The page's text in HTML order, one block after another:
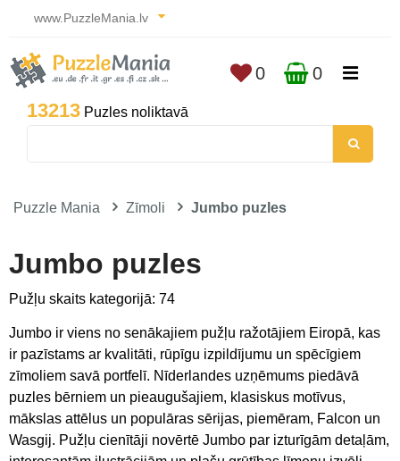
www.PuzzleMania.lv
13213 Puzles noliktavā
0 0
Puzzle Mania Zīmoli Jumbo puzles
Jumbo puzles
Pužļu skaits kategorijā: 74
Jumbo ir viens no senākajiem pužļu ražotājiem Eiropā, kas
ir pazīstams ar kvalitāti, rūpīgu izpildījumu un spēcīgiem
zīmoliem savā portfelī. Nīderlandes uzņēmums piedāvā
puzles bērniem un pieaugušajiem, klasiskus motīvus,
mākslas attēlus un populāras sērijas, piemēram, Falcon un
Wasgij. Pužļu cienītāji novērtē Jumbo par izturīgām detaļām,